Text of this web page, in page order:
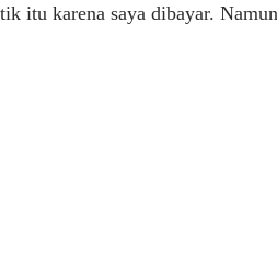
itu karena saya dibayar.